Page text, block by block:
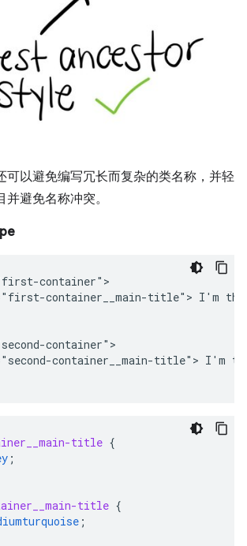
可以避免编写冗长而复杂的类名称，并轻
避免名称冲突。
container">
container__main-title"> I'm
container">
container__main-title"> I'm
title {
;
title {
;